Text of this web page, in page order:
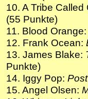
10. A Tribe Called
(55 Punkte)
11. Blood Orange:
12. Frank Ocean:
13. James Blake:
Punkte)
14. Iggy Pop:
15. Angel Olsen: